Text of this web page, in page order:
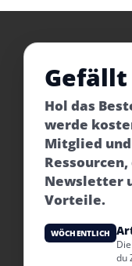
Hol das
werde
Mitglied
Newsletter
Vorteile.
WÖCHENTLICH
du